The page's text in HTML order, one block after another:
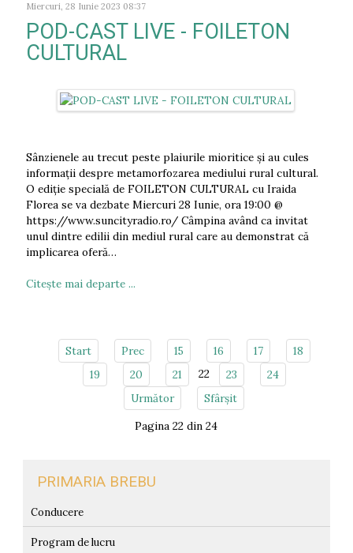
Miercuri, 28 Iunie 2023 08:37
POD-CAST LIVE - FOILETON
CULTURAL
Sânzienele au trecut peste plaiurile mioritice și au cules
informații despre metamorfozarea mediului rural cultural.
O ediție specială de FOILETON CULTURAL cu Iraida
Florea se va dezbate Miercuri 28 Iunie, ora 19:00 @
https://www.suncityradio.ro/ Câmpina având ca invitat
unul dintre edilii din mediul rural care au demonstrat că
implicarea oferă…
Citeşte mai departe ...
Start Prec 15 16 17
18
19
20 21 22 23
24
Următor
Sfârșit
Pagina 22 din 24
PRIMARIA BREBU
Conducere
Program de lucru